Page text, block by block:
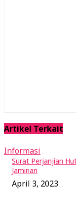
Artikel Terkait
Informasi
Surat Perjanjian
Jaminan
April 3, 2023